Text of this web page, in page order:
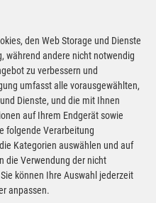
Anzing
Route planen
Schwaben
Route planen
Markt Schwaben
den Web Storage und Dienste
während andere nicht notwendig
zu verbessern und
umfasst alle vorausgewählten,
Dienste, und die mit Ihnen
auf Ihrem Endgerät sowie
folgende Verarbeitung
Kategorien auswählen und auf
die Verwendung der nicht
können Ihre Auswahl jederzeit
anpassen.